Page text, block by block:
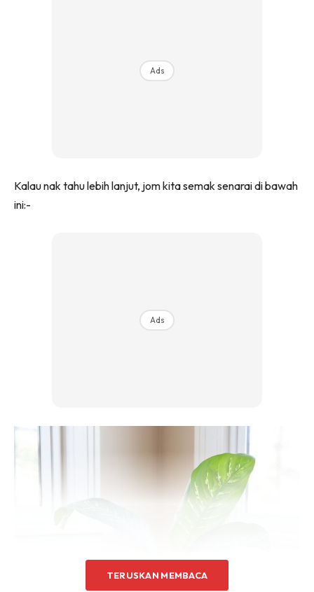
Rahsia dari IMPIANA, download sekarang di
Ads
Kalau nak tahu lebih lanjut, jom kita semak senarai di bawah
ini:-
Ads
TERUSKAN MEMBACA